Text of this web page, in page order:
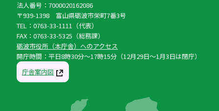
法人番号：7000020162086
〒939-1398 富山県砺波市栄町7番3号
TEL：0763-33-1111（代表）
FAX：0763-33-5325（総務課）
砺波市役所（本庁舎）へのアクセス
開庁時間：平日8時30分〜17時15分（12月29日〜1月3日は閉庁）
庁舎案内図